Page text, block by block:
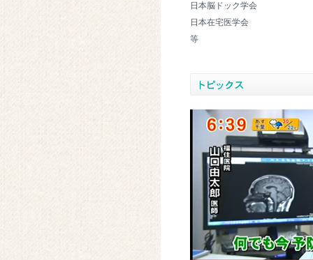
日本脳ドック学会
日本在宅医学会
等